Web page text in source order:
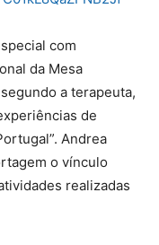
com
da Mesa
a terapeuta,
de
Andrea
o vínculo
realizadas